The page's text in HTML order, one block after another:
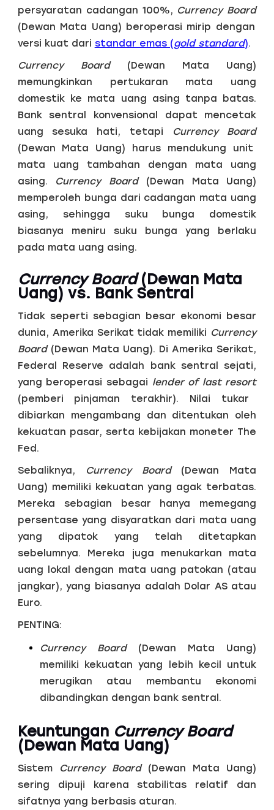
persyaratan cadangan 100%, Currency Board
(Dewan Mata Uang) beroperasi mirip dengan
versi kuat dari standar emas (gold standard).
Currency Board(Dewan Mata Uang)
memungkinkan pertukaran mata uang
domestik ke mata uang asing tanpa batas.
Bank sentral konvensional dapat mencetak
uang sesuka hati, tetapi
Currency Board
(Dewan Mata Uang) harus mendukung unit
mata uang tambahan dengan mata uang
asing. Currency Board(Dewan Mata Uang)
memperoleh bunga dari cadangan mata uang
asing, sehingga suku bunga domestik
biasanya meniru suku bunga yang berlaku
pada mata uang asing.
Currency Board(Dewan Mata
Uang) vs. Bank Sentral
Tidak seperti sebagian besar ekonomi besar
dunia, Amerika Serikat tidak memiliki Currency
Board(Dewan Mata Uang). Di Amerika Serikat,
Federal Reserve adalah bank sentral sejati,
yang beroperasi sebagai lender of last resort
(pemberi pinjaman terakhir). Nilai tukar
dibiarkan mengambang dan ditentukan oleh
kekuatan pasar, serta kebijakan moneter The
Fed.
Sebaliknya,
Currency Board(Dewan Mata
Uang) memiliki kekuatan yang agak terbatas.
Mereka sebagian besar hanya memegang
persentase yang disyaratkan dari mata uang
yang dipatok yang telah ditetapkan
sebelumnya. Mereka juga menukarkan mata
uang lokal dengan mata uang patokan (atau
jangkar), yang biasanya adalah Dolar AS atau
Euro.
PENTING:
Currency Board(Dewan Mata Uang)
memiliki kekuatan yang lebih kecil untuk
merugikan atau membantu ekonomi
dibandingkan dengan bank sentral.
Keuntungan Currency Board
(Dewan Mata Uang)
Sistem Currency Board(Dewan Mata Uang)
sering dipuji karena stabilitas relatif dan
sifatnya yang berbasis aturan.